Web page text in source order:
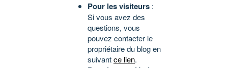
Pour les visiteurs :
Si vous avez des
questions, vous
pouvez contacter le
propriétaire du blog en
suivantce lien.